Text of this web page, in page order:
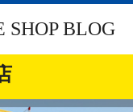
SHOP BLOG